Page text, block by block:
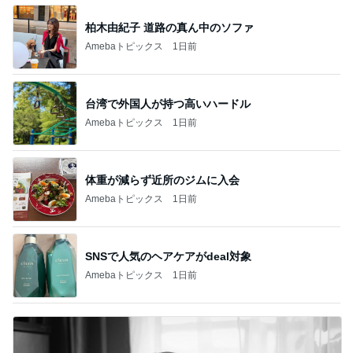
柏木由紀子 道路の真ん中のソファ
Amebaトピックス 1日前
台湾で外国人が持つ高いハードル
Amebaトピックス 1日前
体重が減らず近所のジムに入会
Amebaトピックス 1日前
SNSで人気のヘアケアがdeal対象
Amebaトピックス 1日前